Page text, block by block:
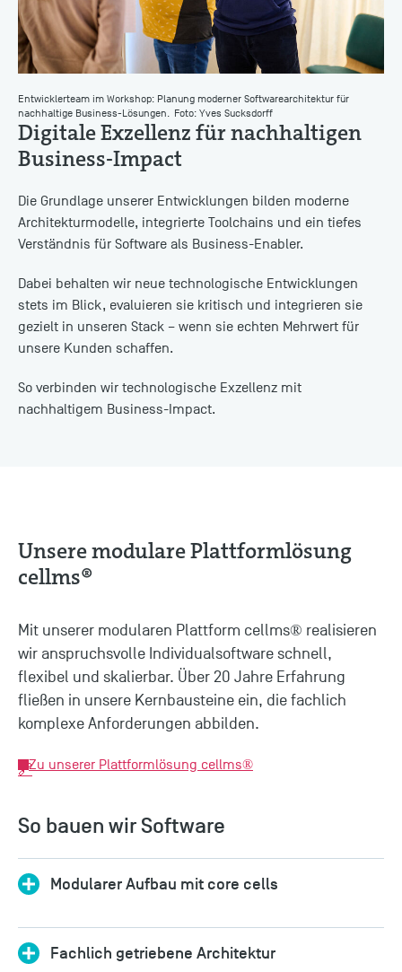
Digitale Exzellenz für nachhaltigen
Business-Impact
Die Grundlage unserer Entwicklungen bilden moderne
Architekturmodelle, integrierte Toolchains und ein tiefes
Verständnis für Software als Business-Enabler.
Dabei behalten wir neue technologische Entwicklungen
stets im Blick, evaluieren sie kritisch und integrieren sie
gezielt in unseren Stack – wenn sie echten Mehrwert für
unsere Kunden schaffen.
So verbinden wir technologische Exzellenz mit
nachhaltigem Business-Impact.
Entwicklerteam im Workshop: Planung moderner Softwarearchitektur für
nachhaltige Business-Lösungen. Foto: Yves Sucksdorff
Unsere modulare Plattformlösung
cellms®
Mit unserer modularen Plattform cellms® realisieren
wir anspruchsvolle Individualsoftware schnell,
flexibel und skalierbar. Über 20 Jahre Erfahrung
fließen in unsere Kernbausteine ein, die fachlich
komplexe Anforderungen abbilden.
Zu unserer Plattformlösung cellms®
So bauen wir Software
Modularer Aufbau mit core cells
Fachlich getriebene Architektur